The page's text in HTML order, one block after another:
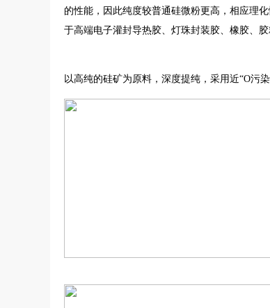
的性能，因此纯度较普通硅微粉更高，相应理
于高端电子灌封导热胶、灯珠封装胶、橡胶、
以高纯的硅矿为原料，深度提纯，采用近“O污